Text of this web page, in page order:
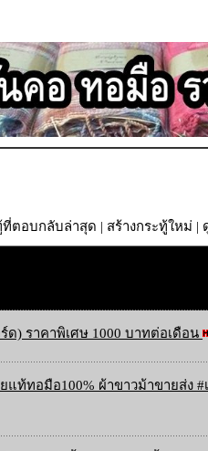
ที่ตอบกลับล่าสุด | สร้างกระทู้ใหม่ |
) ราคาพิเศษ 1000 บาทต่อเดือน
ท้ทอมือ100% ผ้าขาวม้าขายส่ง #